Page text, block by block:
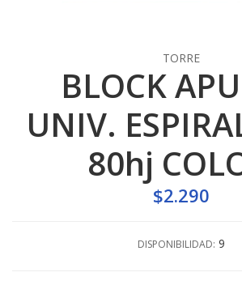
TORRE
BLOCK
UNIV.
80hj
$2.290
DISPONIBILIDAD: 9